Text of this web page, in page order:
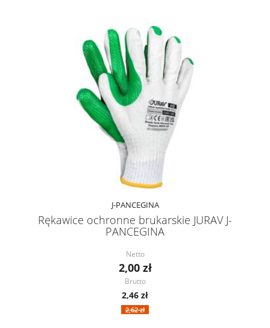
J-PANCEGINA
Rękawice ochronne brukarskie JURAV J-
PANCEGINA
Netto
2,00 zł
Brutto
2,46 zł
2,62 zł